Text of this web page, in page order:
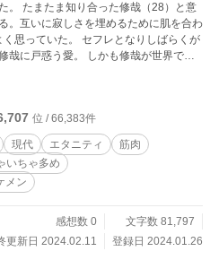
。 たまたま知り合った修哉（28）と意
。互いに寂しさを埋めるために肌を合わ
思っていた。 セフレとなりしばらくが
哉に戸惑う愛。 しかも修哉が世界で活
とを知る。 そんななか修哉との関係
ダルを暴露されてしまう事態に──？！
位 / 66,383件
現代 エタニティ
筋肉
いちゃ多め
メン
感想数 0
文字数 81,797
更新日 2024.02.11
登録日 2024.01.26